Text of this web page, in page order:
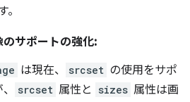
のサポートの強化:
は現在、 srcset の使用をサポ
srcset 属性と sizes 属性は画